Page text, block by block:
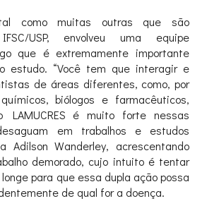
como muitas outras que são
USP, envolveu uma equipe
que é extremamente importante
estudo. “Você tem que interagir e
de áreas diferentes, como, por
biólogos e farmacêuticos,
é muito forte nessas
em trabalhos e estudos
Adilson Wanderley, acrescentando
demorado, cujo intuito é tentar
para que essa dupla ação possa
de qual for a doença.